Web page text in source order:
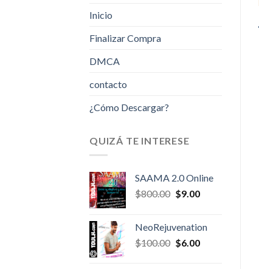
Inicio
Finalizar Compra
DMCA
contacto
¿Cómo Descargar?
QUIZÁ TE INTERESE
SAAMA 2.0 Online
$800.00 Original
$800.00.
$9.00Current
$9.00.
NeoRejuvenation
$100.00 Original
$6.00Current